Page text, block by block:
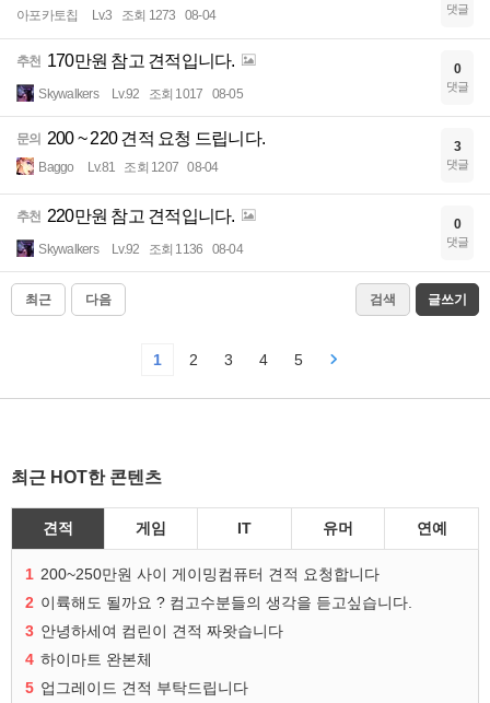
아포카토칩 Lv.3 조회 1273 08-04 댓글
추천 170만원 참고 견적입니다.
Skywalkers Lv.92 조회 1017 08-05
0
댓글
문의 200 ~ 220 견적 요청 드립니다.
Baggo Lv.81 조회 1207 08-04
3
댓글
추천 220만원 참고 견적입니다.
Skywalkers Lv.92 조회 1136 08-04
0
댓글
최근 다음 검색 글쓰기
1 2 3 4 5
최근 HOT한 콘텐츠
견적 게임 IT 유머 연예
1 200~250만원 사이 게이밍컴퓨터 견적 요청합니다
2 이륙해도 될까요 ? 컴고수분들의 생각을 듣고싶습니다.
3 안녕하세여 컴린이 견적 짜왓습니다
4 하이마트 완본체
5 업그레이드 견적 부탁드립니다